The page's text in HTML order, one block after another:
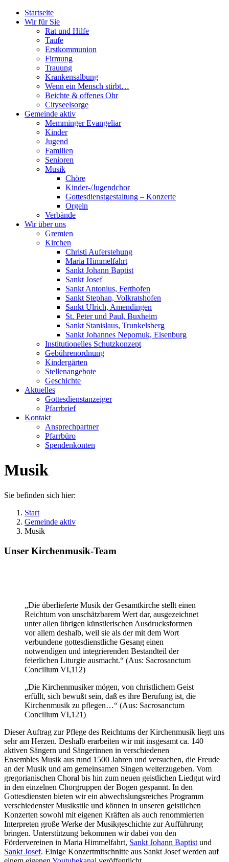
Startseite
Wir für Sie
Rat und Hilfe
Taufe
Erstkommunion
Firmung
Trauung
Krankensalbung
Wenn ein Mensch stirbt…
Beichte & offenes Ohr
Cityseelsorge
Gemeinde aktiv
Memminger Evangeliar
Kinder
Jugend
Familien
Senioren
Musik
Chöre
Kinder-/Jugendchor
Gottesdienstgestaltung – Konzerte
Orgeln
Verbände
Wir über uns
Gremien
Kirchen
Christi Auferstehung
Maria Himmelfahrt
Sankt Johann Baptist
Sankt Josef
Sankt Antonius, Ferthofen
Sankt Stephan, Volkratshofen
Sankt Ulrich, Amendingen
St. Peter und Paul, Buxheim
Sankt Stanislaus, Trunkelsberg
Sankt Johannes Nepomuk, Eisenburg
Institutionelles Schutzkonzept
Gebührenordnung
Kindergärten
Stellenangebote
Geschichte
Aktuelles
Gottesdienstanzeiger
Pfarrbrief
Kontakt
Ansprechpartner
Pfarrbüro
Spendenkonten
Musik
Sie befinden sich hier:
Start
Gemeinde aktiv
Musik
Unser Kirchenmusik-Team
„Die überlieferte Musik der Gesamtkirche stellt einen
Reichtum von unschätzbarem Wert dar, ausgezeichnet
unter allen übrigen künstlerischen Ausdrucksformen
vor allem deshalb, weil sie als der mit dem Wort
verbundene gottesdienstliche Gesang einen
notwendigen und integrierenden Bestandteil der
feierlichen Liturgie ausmacht.“ (Aus: Sacrosanctum
Concilium VI,112)
„Die Kirchenmusiker mögen, von christlichem Geist
erfüllt, sich bewußt sein, daß es ihre Berufung ist, die
Kirchenmusik zu pflegen…“ (Aus: Sacrosanctum
Concilium VI,121)
Dieser Auftrag zur Pflege des Reichtums der Kirchenmusik liegt uns
sehr am Herzen. Deshalb erarbeiten wir mit insgesamt ca. 140
aktiven Sängern und Sängerinnen in verschiedenen
Ensembles Musik aus rund 1500 Jahren und versuchen, die Freude
an der Musik und am gemeinsamen Singen weiterzugeben. Vom
gregorianischen Choral bis hin zum neuen geistlichen Liedgut wird
in den einzelnen Chorgruppen der Bogen gespannt. In den
Gottesdiensten bieten wir ein abwechslungsreiches Programm
verschiedenster Musikstile und können in unseren geistlichen
Konzerten sowohl mit eigenen Kräften als auch renommierten
Interpreten große Werke der Musikgeschichte zur Aufführung
bringen. Unterstützung bekommen wir dabei von den
Fördervereinen in Maria Himmelfahrt, Sankt Johann Baptist und
Sankt Josef. Einige Konzertmitschnitte aus Sankt Josef werden auf